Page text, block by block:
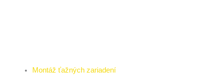
Montáž ťažných zariadení